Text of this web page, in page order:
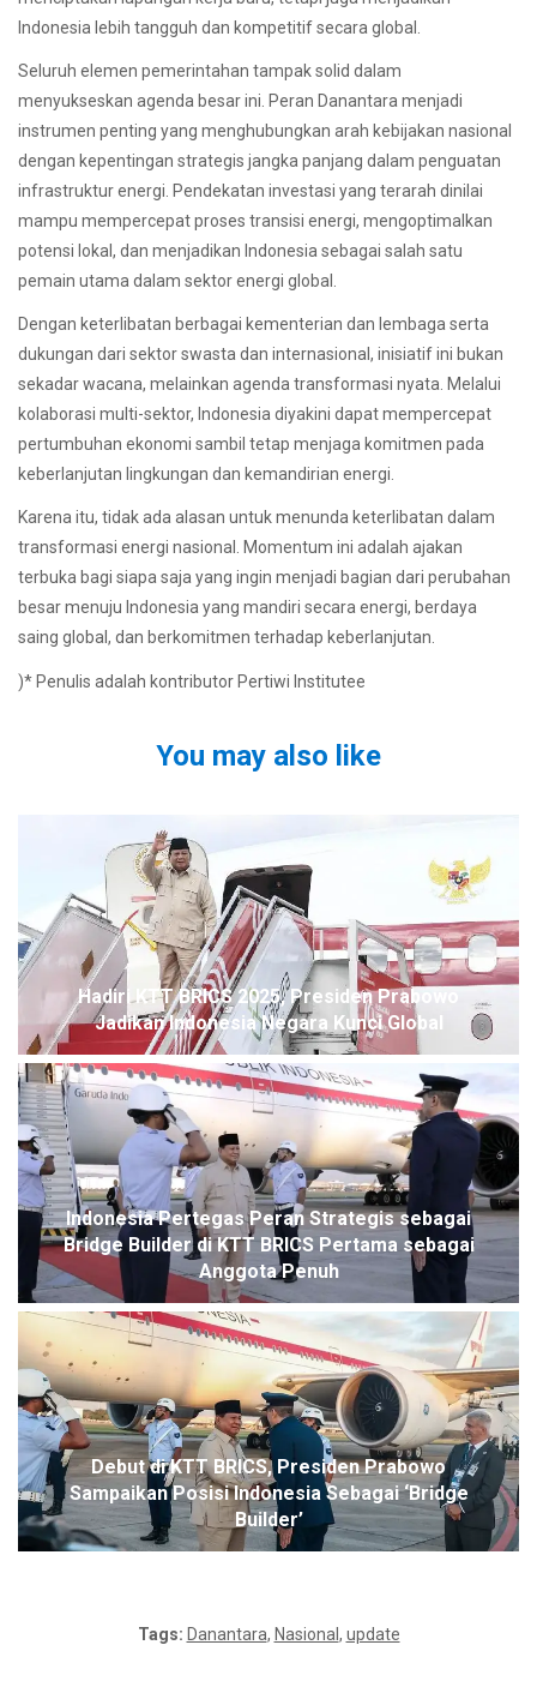
Indonesia lebih tangguh dan kompetitif secara global.
Seluruh elemen pemerintahan tampak solid dalam
menyukseskan agenda besar ini. Peran Danantara menjadi
instrumen penting yang menghubungkan arah kebijakan nasional
dengan kepentingan strategis jangka panjang dalam penguatan
infrastruktur energi. Pendekatan investasi yang terarah dinilai
mampu mempercepat proses transisi energi, mengoptimalkan
potensi lokal, dan menjadikan Indonesia sebagai salah satu
pemain utama dalam sektor energi global.
Dengan keterlibatan berbagai kementerian dan lembaga serta
dukungan dari sektor swasta dan internasional, inisiatif ini bukan
sekadar wacana, melainkan agenda transformasi nyata. Melalui
kolaborasi multi-sektor, Indonesia diyakini dapat mempercepat
pertumbuhan ekonomi sambil tetap menjaga komitmen pada
keberlanjutan lingkungan dan kemandirian energi.
Karena itu, tidak ada alasan untuk menunda keterlibatan dalam
transformasi energi nasional. Momentum ini adalah ajakan
terbuka bagi siapa saja yang ingin menjadi bagian dari perubahan
besar menuju Indonesia yang mandiri secara energi, berdaya
saing global, dan berkomitmen terhadap keberlanjutan.
)* Penulis adalah kontributor Pertiwi Institutee
You may also like
Hadiri KTT BRICS 2025, Presiden Prabowo
Jadikan Indonesia Negara Kunci Global
Indonesia Pertegas Peran Strategis sebagai
Bridge Builder di KTT BRICS Pertama sebagai
Anggota Penuh
Debut di KTT BRICS, Presiden Prabowo
Sampaikan Posisi Indonesia Sebagai ‘Bridge
Builder’
Tags: Danantara, Nasional , update